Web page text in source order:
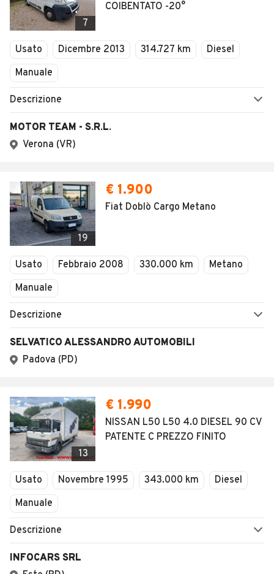
7
COIBENTATO -20°
Usato Dicembre 2013 314.727 km
Diesel
Manuale
Descrizione
MOTOR TEAM - S.R.L.
Verona (VR)
19
€ 1.900
Fiat Doblò Cargo Metano
Usato Febbraio 2008 330.000 km
Metano
Manuale
Descrizione
SELVATICO ALESSANDRO AUTOMOBILI
Padova (PD)
13
€ 1.990
NISSAN L50 L50 4.0 DIESEL 90 CV
PATENTE C PREZZO FINITO
Usato Novembre 1995 343.000 km
Diesel
Manuale
Descrizione
INFOCARS SRL